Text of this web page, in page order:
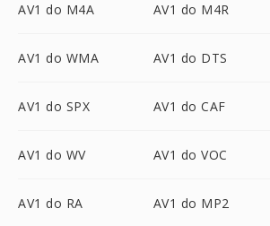
AV1 do M4A AV1 do M4R
AV1 do WMA AV1 do DTS
AV1 do SPX AV1 do CAF
AV1 do WV AV1 do VOC
AV1 do RA AV1 do MP2